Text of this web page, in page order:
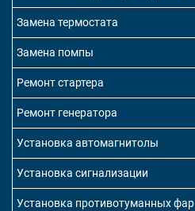
Замена термостата
Замена помпы
Ремонт стартера
Ремонт генератора
Установка автомагнитолы
Установка сигнализации
Установка противотуманных фар